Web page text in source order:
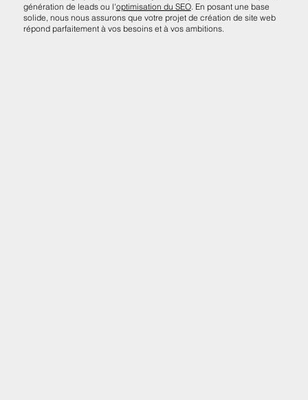
génération de leads ou l'optimisation du SEO. En posant une base
solide, nous nous assurons que votre projet de création de site web
répond parfaitement à vos besoins et à vos ambitions.